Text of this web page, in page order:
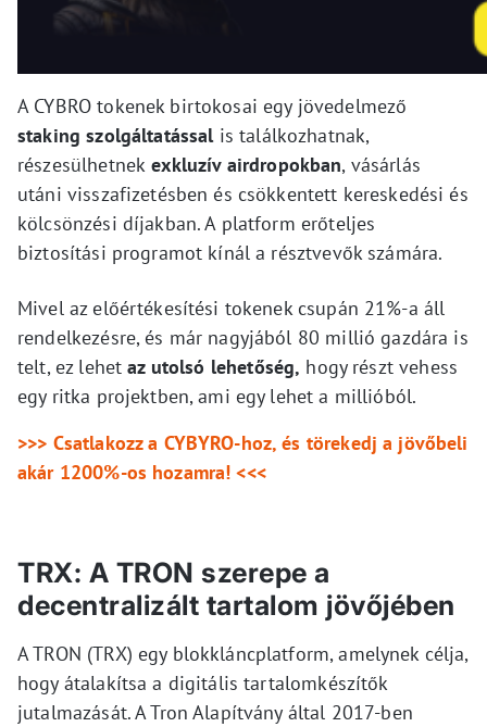
A CYBRO tokenek birtokosai egy jövedelmező
staking szolgáltatássalis találkozhatnak,
részesülhetnek exkluzív airdropokban, vásárlás
utáni visszafizetésben és csökkentett kereskedési és
kölcsönzési díjakban. A platform erőteljes
biztosítási programot kínál a résztvevők számára.
Mivel az előértékesítési tokenek csupán 21%-a áll
rendelkezésre, és már nagyjából 80 millió gazdára is
telt, ez lehetaz utolsó lehetőség, hogy részt vehess
egy ritka projektben, ami egy lehet a millióból.
>>> Csatlakozz a CYBYRO-hoz, és törekedj a jövőbeli
akár 1200%-os hozamra! <<<
TRX: A TRON szerepe a
decentralizált tartalom jövőjében
A TRON (TRX) egy blokkláncplatform, amelynek célja,
hogy átalakítsa a digitális tartalomkészítők
jutalmazását. A Tron Alapítvány által 2017-ben